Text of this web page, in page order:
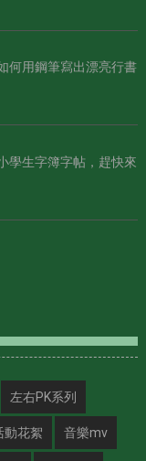
何用鋼筆寫出漂亮行書
學生字簿字帖，趕快來
左右PK系列
動花絮 音樂mv